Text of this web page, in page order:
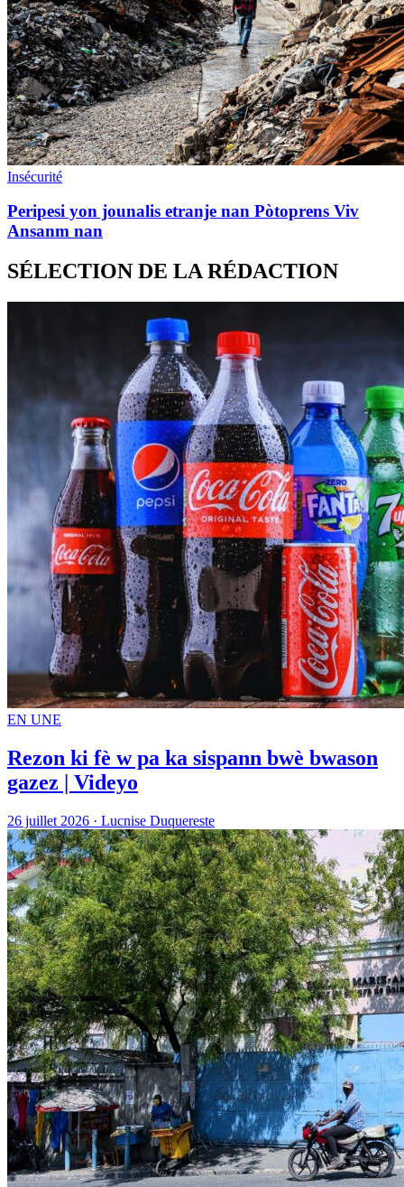
Insécurité
Peripesi yon jounalis etranje nan Pòtoprens Viv
Ansanm nan
SÉLECTION DE LA RÉDACTION
EN UNE
Rezon ki fè w pa ka sispann bwè bwason
gazez | Videyo
26 juillet 2026 · Lucnise Duquereste